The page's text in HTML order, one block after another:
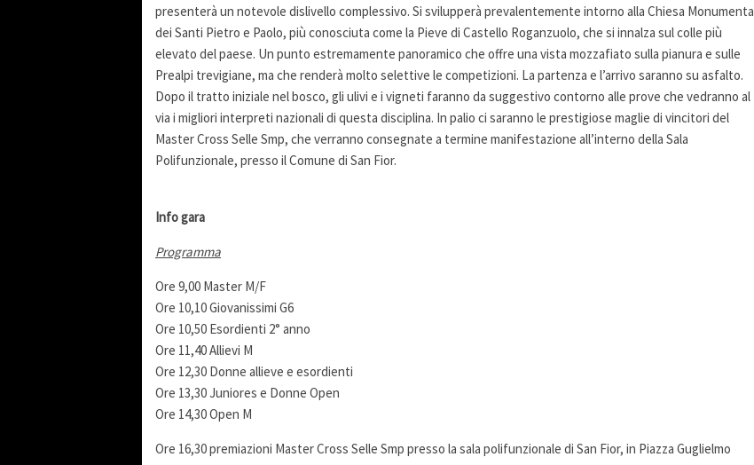
presenterà un notevole dislivello complessivo. Si svilupperà prevalentemente intorno alla Chiesa
dei Santi Pietro e Paolo, più conosciuta come la Pieve di Castello Roganzuolo, che si innalza sul colle più
elevato del paese. Un punto estremamente panoramico che offre una vista mozzafiato sulla pianura e sulle
Prealpi trevigiane, ma che renderà molto selettive le competizioni. La partenza e l’arrivo saranno su asfalto.
Dopo il tratto iniziale nel bosco, gli ulivi e i vigneti faranno da suggestivo contorno alle prove che vedranno al
via i migliori interpreti nazionali di questa disciplina. In palio ci saranno le prestigiose maglie di vincitori del
Master Cross Selle Smp, che verranno consegnate a termine manifestazione all’interno della Sala
Polifunzionale, presso il Comune di San Fior.
Info gara
Programma
Ore 9,00 Master M/F
Ore 10,10 Giovanissimi G6
Ore 10,50 Esordienti 2° anno
Ore 11,40 Allievi M
Ore 12,30 Donne allieve e esordienti
Ore 13,30 Juniores e Donne Open
Ore 14,30 Open M
Ore 16,30 premiazioni Master Cross Selle Smp presso la sala polifunzionale di San Fior, in Piazza Guglielmo